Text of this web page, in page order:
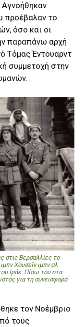
Αγνοήθηκαν
προέβαλαν το
όσο και οι
παραπάνω αρχή
Τόμας Έντουαρντ
συμμετοχή στην
στις Βερσαλλίες το
Χουσεΐν ιμπν αλ
Ιράκ. Πίσω του στα
για τη συνεισφορά
τον Νοέμβριο
τους